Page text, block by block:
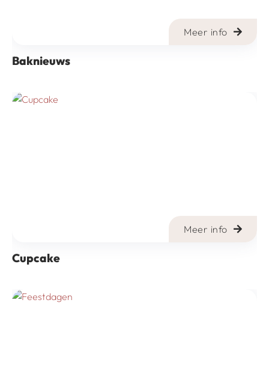
Meer info
Baknieuws
Meer info
Cupcake